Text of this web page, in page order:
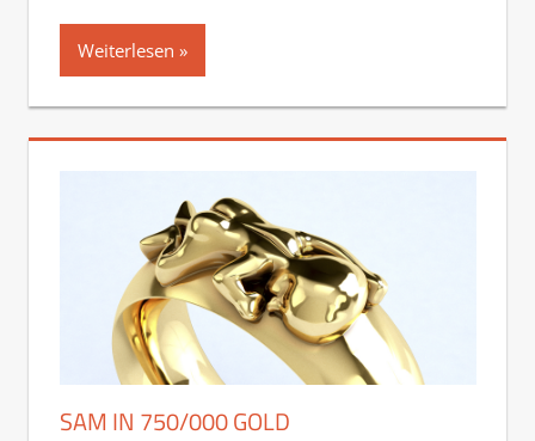
Weiterlesen
SAM IN 750/000 GOLD